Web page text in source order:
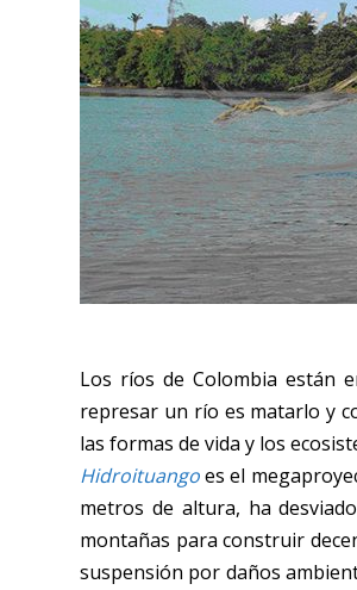
Los ríos de Colombia están
represar un río es matarlo y
las formas de vida y los
Hidroituangoes el
metros de altura, ha
montañas para construir
suspensión por daños